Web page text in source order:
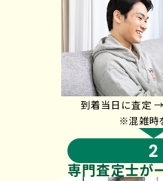
到着当日に査定
※混雑時
2
専門査定士が